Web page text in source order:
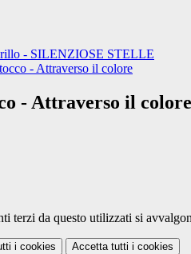
- SILENZIOSE STELLE
- Attraverso il colore
- Attraverso il colore
terzi da questo utilizzati si
i cookies Accetta tutti i cookies